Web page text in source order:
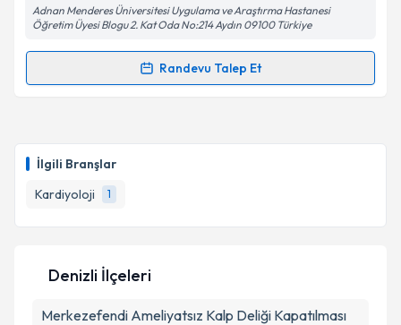
İlgili Branşlar
Kardiyoloji
1
Adnan Menderes Üniversitesi Uygulama ve Araştırma Hastanesi
Öğretim Üyesi Blogu 2. Kat Oda No:214 Aydın 09100 Türkiye
Randevu Talep Et
Randevu Takvimi Talebi
takvim hazırlandığında e-posta ile bilgilendireceğiz.
E-posta Adresiniz
Metni'ni okudum ve kişisel verilerimin belirtilen
Denizli İlçeleri
Merkezefendi Ameliyatsız Kalp Deliği Kapatılması